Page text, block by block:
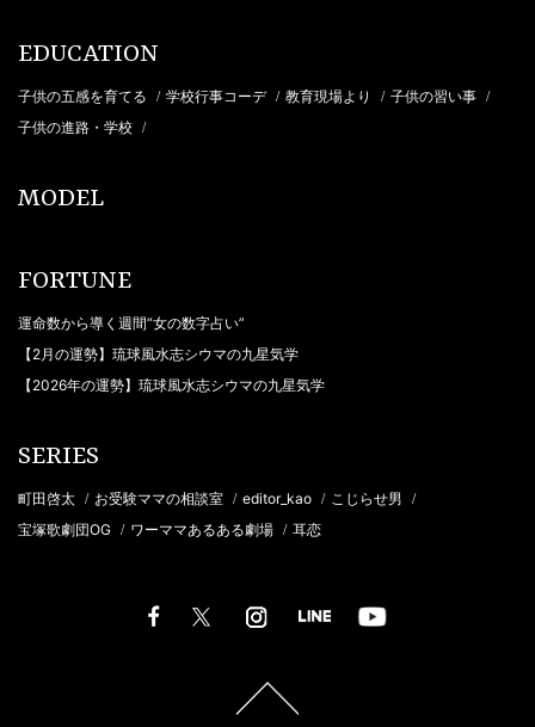
EDUCATION
子供の五感を育てる / 学校行事コーデ / 教育現場より / 子供の習い事 /
子供の進路・学校 /
MODEL
FORTUNE
運命数から導く週間“女の数字占い”
【2月の運勢】琉球風水志シウマの九星気学
【2026年の運勢】琉球風水志シウマの九星気学
SERIES
町田啓太 / お受験ママの相談室 / editor_kao / こじらせ男 /
宝塚歌劇団OG / ワーママあるある劇場 / 耳恋